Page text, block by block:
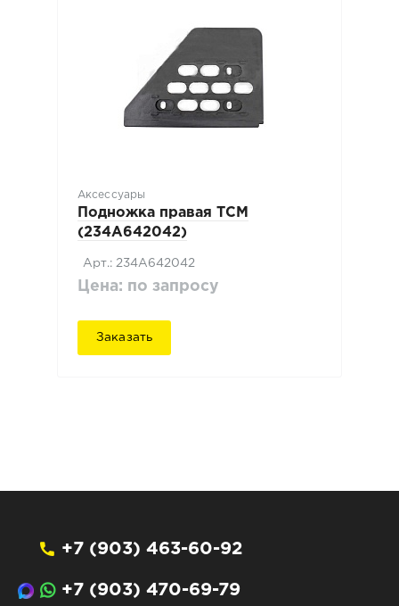
Аксессуары
Подножка правая TCM
(234A642042)
Арт.: 234A642042
Цена: по запросу
Заказать
+7 (903) 463-60-92
+7 (903) 470-69-79